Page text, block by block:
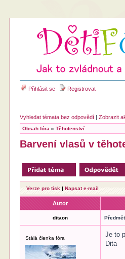
Přihlásit se Registrovat
Vyhledat témata bez odpovědí |Zobrazit
Obsah fóra »Těhotenství
Barvení vlasů v
Verze pro tisk |Napsat e-mail
Autor
ditaon
Stálá členka fóra
Je to
Dita